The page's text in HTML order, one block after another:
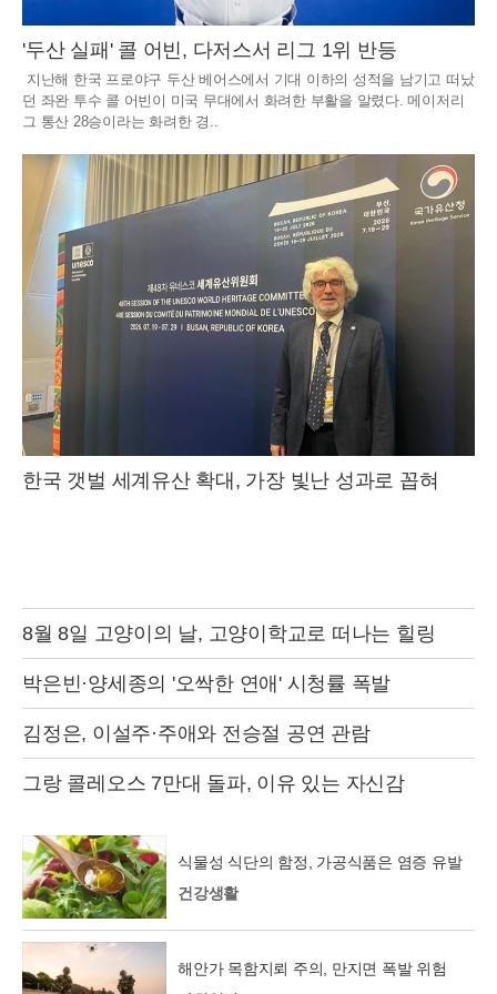
'두산 실패' 콜 어빈, 다저스서 리그 1위 반등
지난해 한국 프로야구 두산 베어스에서 기대 이하의 성적을 남기고 떠났
던 좌완 투수 콜 어빈이 미국 무대에서 화려한 부활을 알렸다. 메이저리
그 통산 28승이라는 화려한 경..
한국 갯벌 세계유산 확대, 가장 빛난 성과로 꼽혀
8월 8일 고양이의 날, 고양이학교로 떠나는 힐링
박은빈·양세종의 '오싹한 연애' 시청률 폭발
김정은, 이설주·주애와 전승절 공연 관람
그랑 콜레오스 7만대 돌파, 이유 있는 자신감
식물성 식단의 함정, 가공식품은 염증 유발
건강생활
해안가 목함지뢰 주의, 만지면 폭발 위험